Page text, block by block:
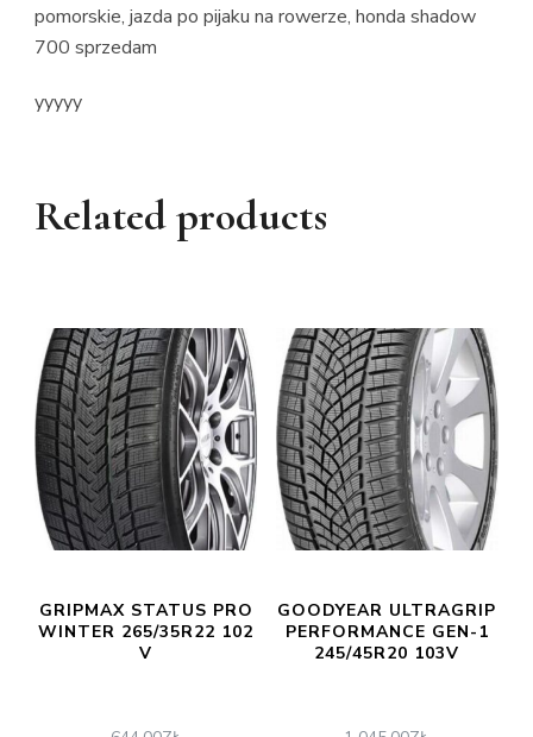
pomorskie, jazda po pijaku na rowerze, honda shadow
700 sprzedam
yyyyy
Related products
GRIPMAX STATUS PRO
WINTER 265/35R22 102
V
GOODYEAR ULTRAGRIP
PERFORMANCE GEN-1
245/45R20 103V